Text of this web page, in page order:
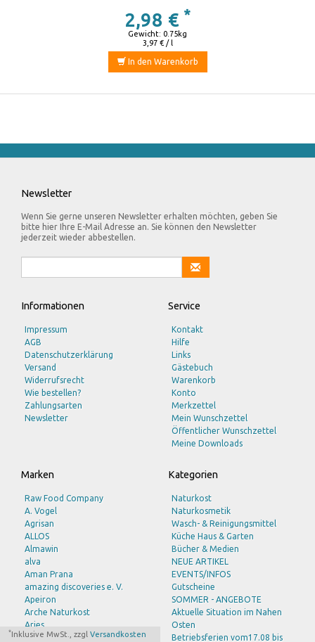
2,98 € *
3,97 € / l
Gewicht: 0.75kg
In den Warenkorb
Newsletter
Wenn Sie gerne unseren Newsletter erhalten möchten, geben Sie
bitte hier Ihre E-Mail Adresse an. Sie können den Newsletter
jederzeit wieder abbestellen.
Informationen
Impressum
AGB
Datenschutzerklärung
Versand
Widerrufsrecht
Wie bestellen?
Zahlungsarten
Newsletter
Service
Kontakt
Hilfe
Links
Gästebuch
Warenkorb
Konto
Merkzettel
Mein Wunschzettel
Öffentlicher Wunschzettel
Meine Downloads
Marken
Raw Food Company
A. Vogel
Agrisan
ALLOS
Almawin
alva
Aman Prana
amazing discoveries e. V.
Apeiron
Arche Naturkost
Aries
barnhouse
Kategorien
Naturkost
Naturkosmetik
Wasch- & Reinigungsmittel
Küche Haus & Garten
Bücher & Medien
NEUE ARTIKEL
EVENTS/INFOS
Gutscheine
SOMMER - ANGEBOTE
Aktuelle Situation im Nahen
Osten
Betriebsferien vom17.08 bis
*Inklusive MwSt., zzgl Versandkosten